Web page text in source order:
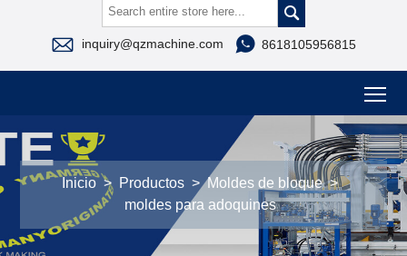

 inquiry@qzmachine.com  8618105956815
Inicio > Productos > Moldes de bloque >
moldes para adoquines